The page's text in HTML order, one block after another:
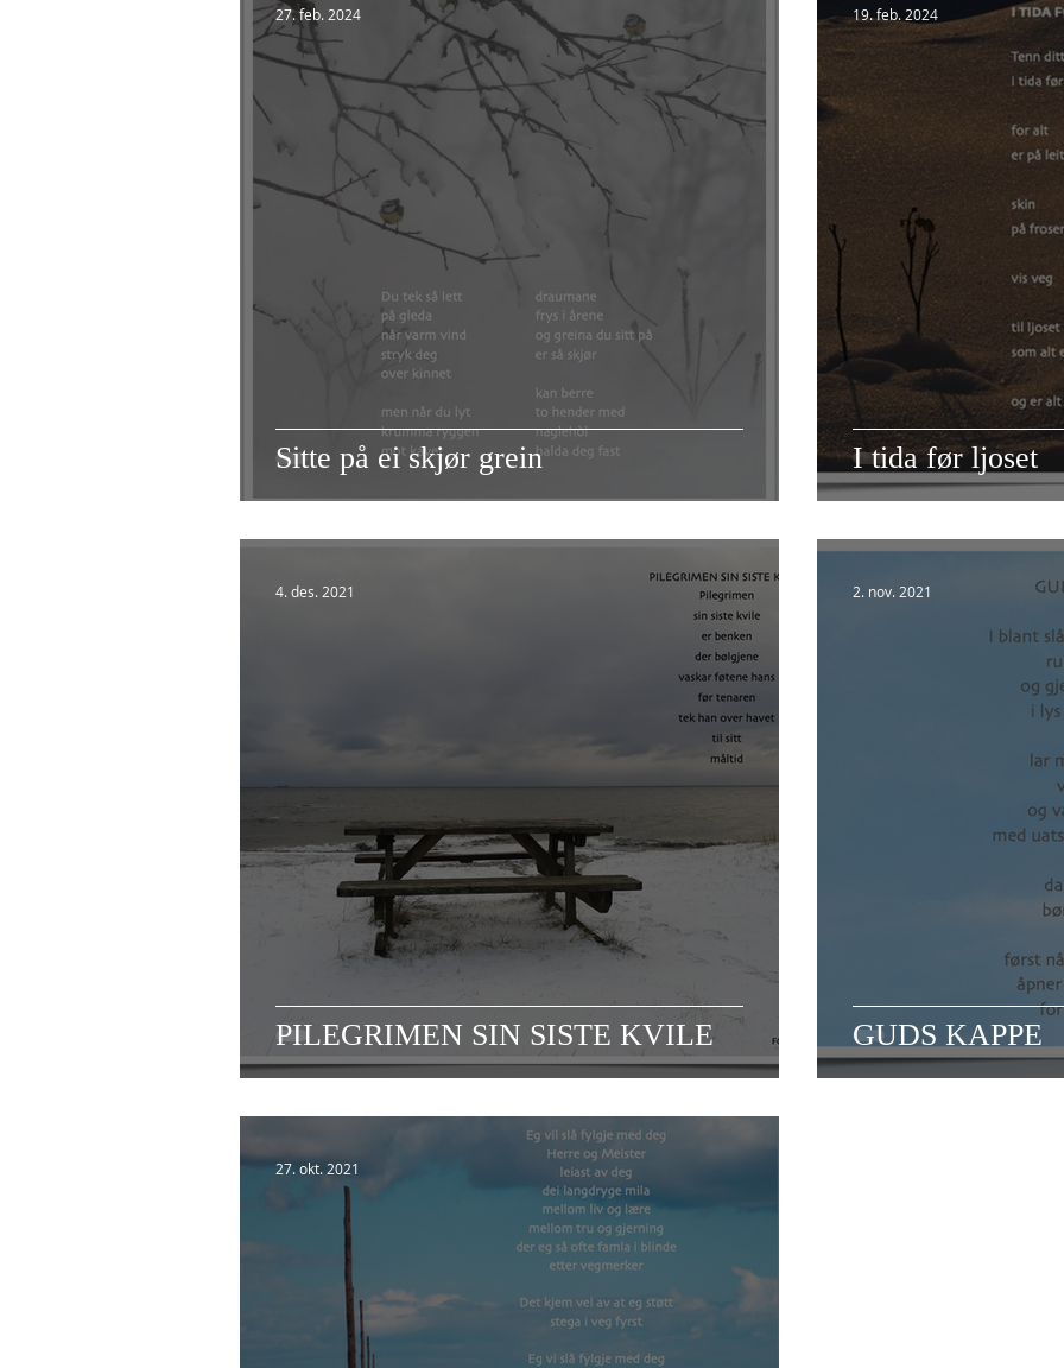
Sitte på ei skjør grein
27. feb. 2024
I tida før ljoset
19. feb. 2024
PILEGRIMEN SIN SISTE KVILE
4. des. 2021
GUDS KAPPE
2. nov. 2021
27. okt. 2021